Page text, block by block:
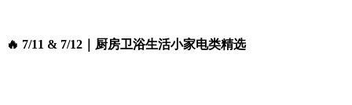
🔥 7/11 & 7/12｜厨房卫浴生活小家电类精选